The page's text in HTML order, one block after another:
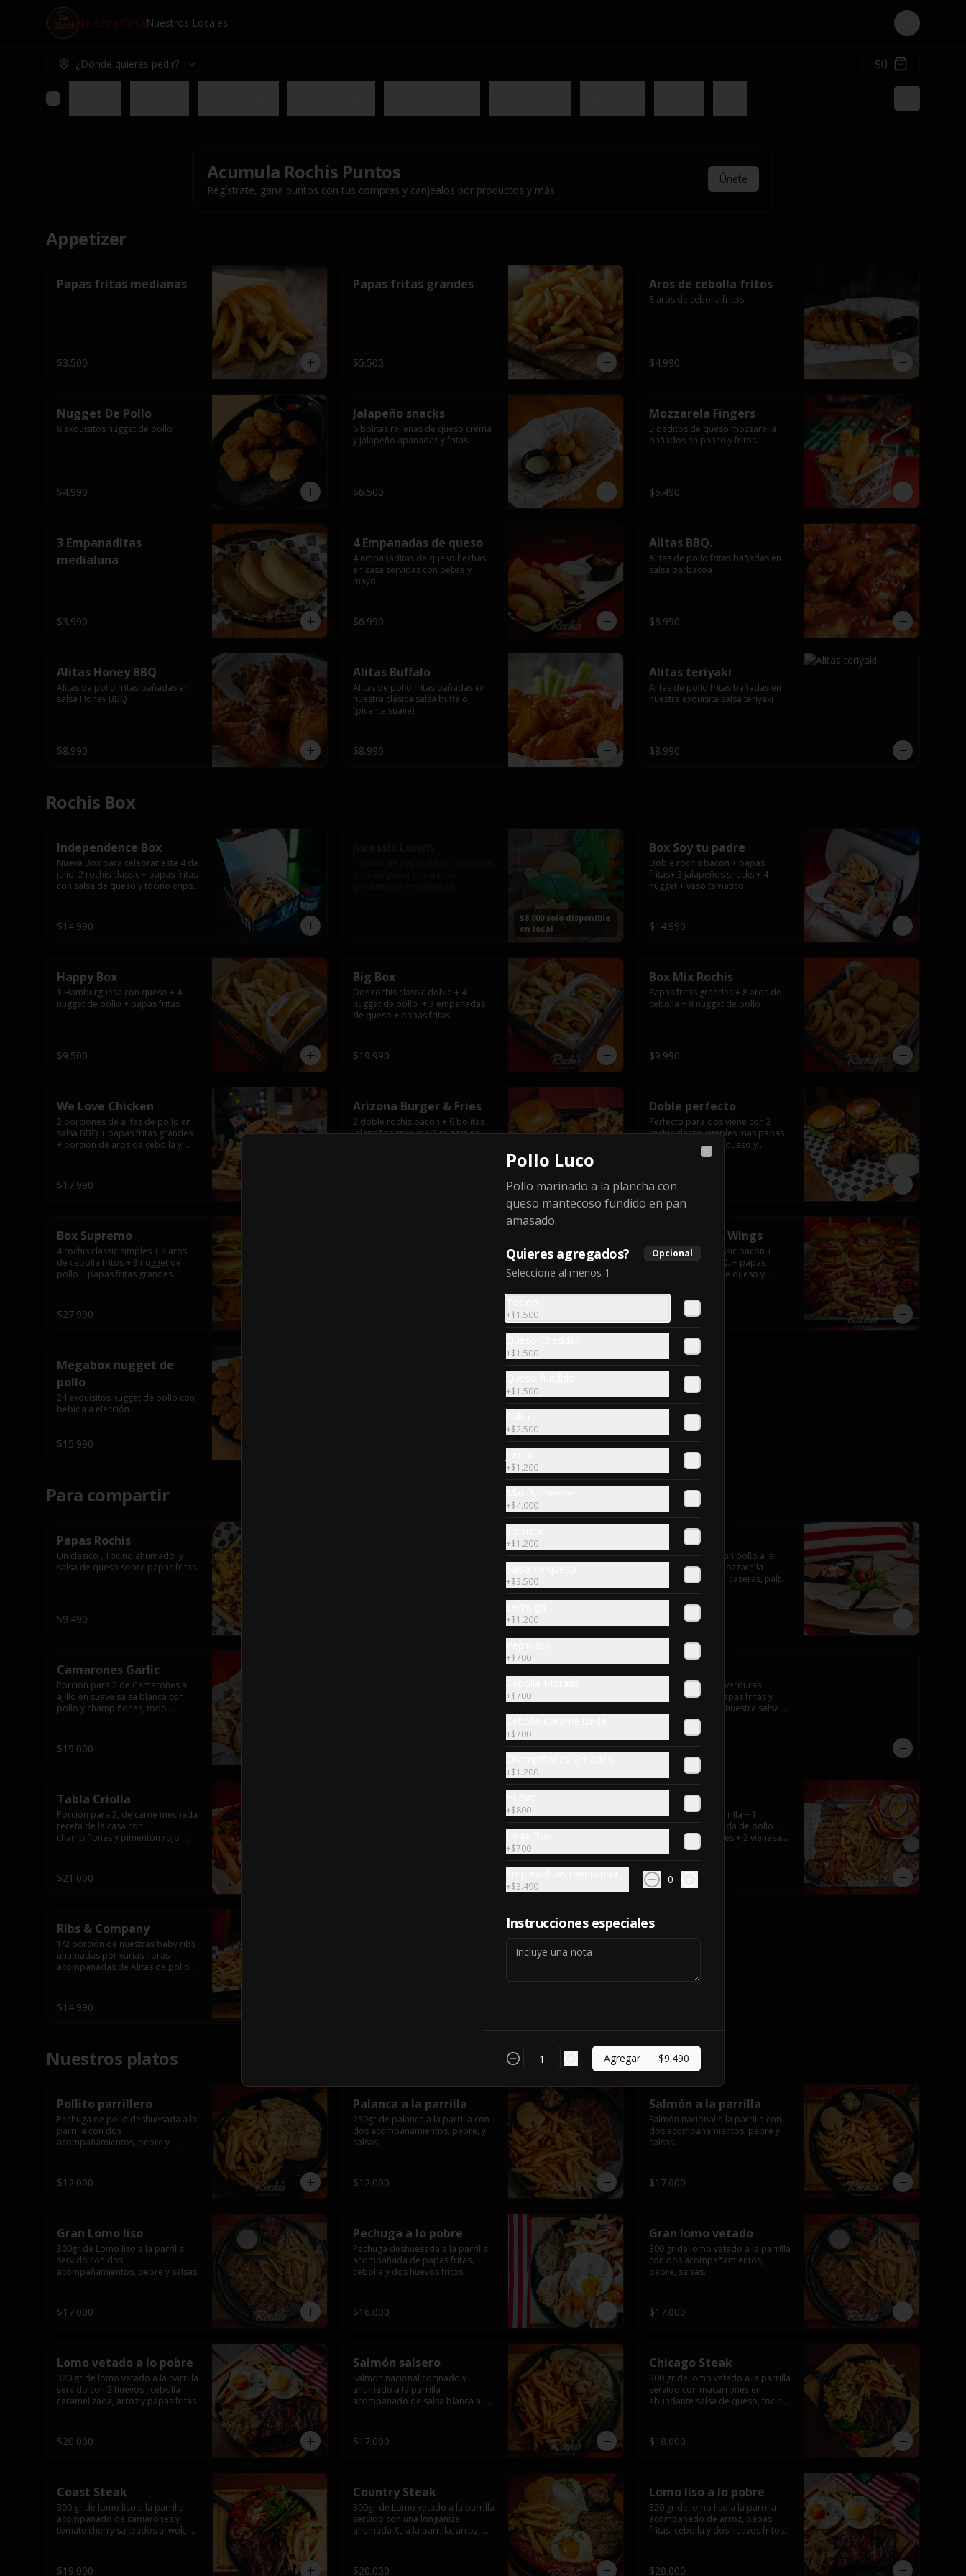
Nuestra CartaNuestros Locales Login
¿Dónde quieres pedir? $0
Acumula Rochis Puntos
Regístrate, gana puntos con tus compras y canjealos por productos y más
Únete
Appetizer
Papas fritas medianas
$3.500
Papas fritas grandes
$5.500
Aros de cebolla fritos
8 aros de cebolla fritos.
$4.990
Nugget De Pollo
8 exquisitos nugget de pollo
$4.990
Jalapeño snacks
6 bolitas rellenas de queso crema
y jalapeño apanadas y fritas
$6.500
Mozzarela Fingers
5 deditos de queso mozzarella
bañados en panco y fritos.
$5.490
3 Empanaditas
medialuna
$3.990
4 Empanadas de queso
4 empanaditas de queso hechas
en casa servidas con pebre y
mayo.
$6.990
Alitas BBQ.
Alitas de pollo fritas bañadas en
salsa barbacoa
$8.990
Alitas Honey BBQ
Alitas de pollo fritas bañadas en
salsa Honey BBQ
$8.990
Alitas Buffalo
Alitas de pollo fritas bañadas en
nuestra clásica salsa buffalo,
(picante suave).
$8.990
Alitas teriyaki
Alitas de pollo fritas bañadas en
nuestra exquisita salsa teriyaki
$8.990
Rochis Box
Independence Box
Nueva Box para celebrar este 4 de
julio; 2 rochis classic + papas fritas
con salsa de queso y tocino cripsy
$14.990
$8.000 solo disponible
en local
Box Soy tu padre
Doble rochis bacon + papas
fritas+ 3 jalapeños snacks + 4
nugget + vaso tematico.
$14.990
Happy Box
1 Hamburguesa con queso + 4
nugget de pollo + papas fritas
$9.500
Big Box
Dos rochis classic doble + 4
nugget de pollo  + 3 empanadas
de queso + papas fritas
$19.990
Box Mix Rochis
Papas fritas grandes + 8 aros de
cebolla + 8 nugget de pollo
$9.990
We Love Chicken
2 porciones de alitas de pollo en
salsa BBQ + papas fritas grandes
+ porcion de aros de cebolla y
$17.990
Arizona Burger & Fries
2 doble rochis bacon + 6 bolitas
jalapeños snacks + 8 nugget de
Doble perfecto
Perfecto para dos viene con 2
rochis classic simples mas papas
fritas con salsa de queso y
exquisita 1/2 costilla baby back
$19.990
Box Supremo
4 rochis classic simples + 8 aros
de cebolla fritos + 8 nugget de
pollo + papas fritas grandes.
$27.990
Promo Bacon Wings
3 doble rochis classic bacon +
alitas de pollo BBQ. + papas
rochis (con salsa de queso y
$28.990
Megabox nugget de
pollo
24 exquisitos nugget de pollo con
bebida a elección.
$15.990
Para compartir
Papas Rochis
Un clasico , Tocino ahumado  y
salsa de queso sobre papas fritas
$9.490
Quesadillas
Tortillas de maiz con pollo a la
plancha y queso mozzarella
servido con salsas  caseras, palta
y pebre.
$12.000
Camarones Garlic
Porcion para 2 de Camarones al
ajillo en suave salsa blanca con
pollo y champiñones, todo
$19.000
Tabla Veggie
Porción para 2 de verduras
salteadas sobre papas fritas y
todo cubierto con nuestra salsa
de queso.
Tabla Criolla
Porción para 2, de carne mechada
receta de la casa con
champiñones y pimentón rojo
de queso sobre una base de
papas fritas.
$21.000
Lomo & Pollo
1 lomo liso a la parrilla + 1
pechuga deshuesada de pollo +
papas fritas grandes + 2 vienesas
+ ensalada surtida + pebre +
$28.000
Ribs & Company
1/2 porción de nuestras baby ribs
ahumadas por varias horas
acompañadas de Alitas de pollo
$14.990
Nuestros platos
Pollito parrillero
Pechuga de pollo deshuesada a la
parrilla con dos
acompañamientos, pebre y
$12.000
Palanca a la parrilla
250gr de palanca a la parrilla con
dos acompañamientos, pebre, y
salsas.
$12.000
Salmón a la parrilla
Salmón nacional a la parrilla con
dos acompañamientos, pebre y
salsas.
$17.000
Gran Lomo liso
300gr de Lomo liso a la parrilla
servido con dos
acompañamientos, pebre y salsas.
$17.000
Pechuga a lo pobre
Pechuga deshuesada a la parrilla
acompañada de papas fritas,
cebolla y dos huevos fritos.
$16.000
Gran lomo vetado
300 gr de lomo vetado a la parrilla
con dos acompañamientos,
pebre, salsas.
$17.000
Lomo vetado a lo pobre
320 gr de lomo vetado a la parrilla
servido con 2 huevos , cebolla
caramelizada, arroz y papas fritas
$20.000
Salmón salsero
Salmon nacional cocinado y
ahumado a la parrilla
acompañado de salsa blanca al
fritas, pebre, y salsas.
$17.000
Chicago Steak
300 gr de lomo vetado a la parrilla
servido con macarrones en
abundante salsa de queso, tocino
fritas, pebre y salsas..
$18.000
Coast Steak
300 gr de lomo liso a la parrilla
acompañado de camarones y
tomate cherry salteados al wok,
$19.000
Country Steak
300gr de Lomo vetado a la parrilla
servido con una longaniza
ahumada XL a la parrilla, arroz,
$20.000
Lomo liso a lo pobre
320 gr de lomo liso a la parrilla
acompañado de arroz, papas
fritas, cebolla y dos huevos fritos.
$20.000
Pollo Luco
Pollo marinado a la plancha con
queso mantecoso fundido en pan
amasado.
Quieres agregados? Opcional
Seleccione al menos 1
+$1.500
+$1.500
+$1.500
+$2.500
+$1.200
+$4.000
+$1.200
+$3.500
+$1.200
+$700
+$700
+$700
+$1.200
+$800
+$700
+$3.490
0
Instrucciones especiales
Agregar $9.490